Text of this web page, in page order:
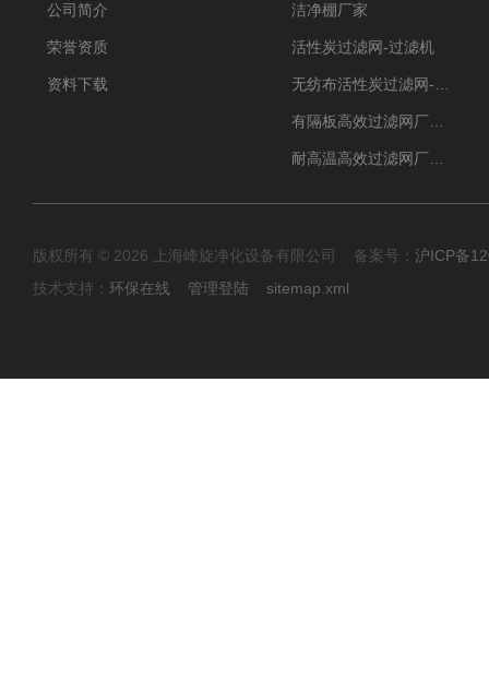
公司简介
荣誉资质
资料下载
洁净棚厂家
活性炭过滤网-过滤机
版权所有 © 2026 上海峰旋净化设备有限公司 备案号： 沪ICP备
技术支持： 环保在线 管理登陆 sitemap.xml